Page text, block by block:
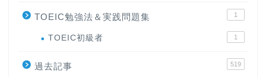
TOEIC勉強法＆実践問題集 1
TOEIC初級者 1
過去記事 519